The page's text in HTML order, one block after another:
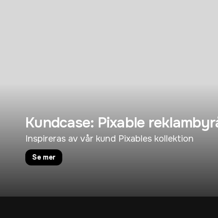
Kundcase: Pixable
Inspireras av vår kund Pixables kollektion
Se mer